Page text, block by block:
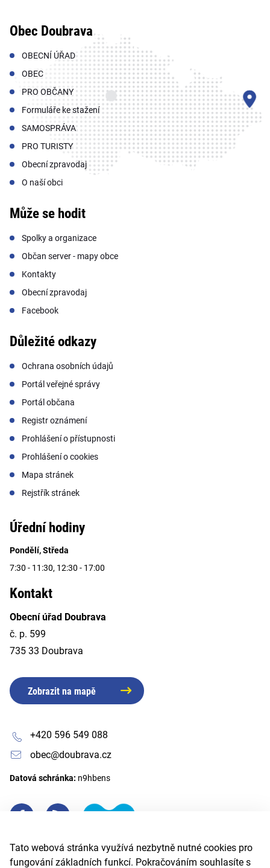
Tato webová stránka využívá nezbytně nutné cookies pro
fungování základních funkcí. Pokračováním souhlasíte s
Obec Doubrava
OBECNÍ ÚŘAD
OBEC
PRO OBČANY
Formuláře ke stažení
SAMOSPRÁVA
PRO TURISTY
Obecní zpravodaj
O naší obci
Může se hodit
Spolky a organizace
Občan server - mapy obce
Kontakty
Obecní zpravodaj
Facebook
Důležité odkazy
Ochrana osobních údajů
Portál veřejné správy
Portál občana
Registr oznámení
Prohlášení o přístupnosti
Prohlášení o cookies
Mapa stránek
Rejstřík stránek
Úřední hodiny
Pondělí, Středa
7:30 - 11:30, 12:30 - 17:00
Kontakt
Obecní úřad Doubrava
č. p. 599
735 33 Doubrava
Zobrazit na mapě
+420 596 549 088
obec@doubrava.cz
Datová schránka: n9hbens